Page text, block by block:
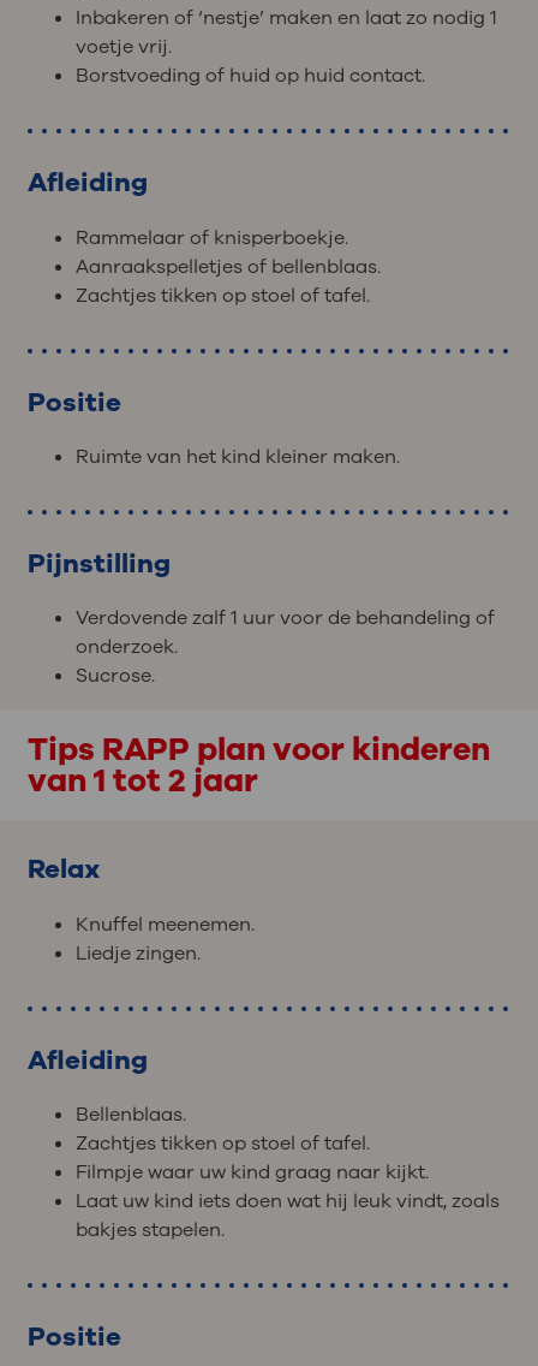
Inbakeren of ‘nestje’ maken en laat zo nodig 1
voetje vrij.
Borstvoeding of huid op huid contact.
Afleiding
Rammelaar of knisperboekje.
Aanraakspelletjes of bellenblaas.
Zachtjes tikken op stoel of tafel.
Positie
Ruimte van het kind kleiner maken.
Pijnstilling
Verdovende zalf 1 uur voor de behandeling of
onderzoek.
Sucrose.
Tips RAPP plan voor kinderen
van 1 tot 2 jaar
Relax
Knuffel meenemen.
Liedje zingen.
Afleiding
Bellenblaas.
Zachtjes tikken op stoel of tafel.
Filmpje waar uw kind graag naar kijkt.
Laat uw kind iets doen wat hij leuk vindt, zoals
bakjes stapelen.
Positie